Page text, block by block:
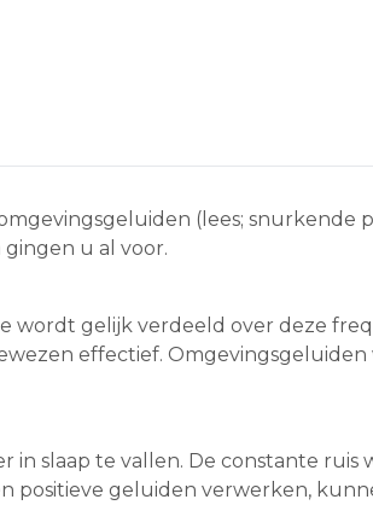
(lees; snurkende
u al voor.
wordt gelijk verdeeld over deze
effectief.
slaap te vallen. De constante
geluiden verwerken,